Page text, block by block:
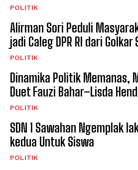
POLITIK
Alirman Sori Peduli
jadi Caleg DPR RI dari Golkar
POLITIK
Dinamika Politik Memanas,
Duet Fauzi Bahar–Lisda
POLITIK
SDN 1 Sawahan Ngemplak
kedua Untuk Siswa
POLITIK